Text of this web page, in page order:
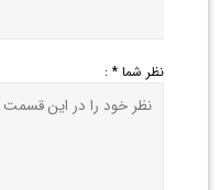
نظر شما * :